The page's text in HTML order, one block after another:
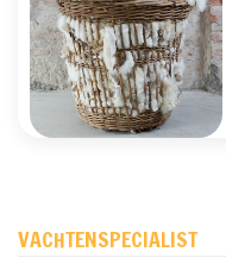
VACHTENSPECIALIST